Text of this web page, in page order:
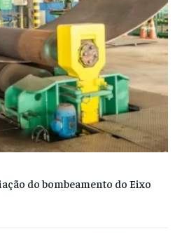
do bombeamento do Eixo